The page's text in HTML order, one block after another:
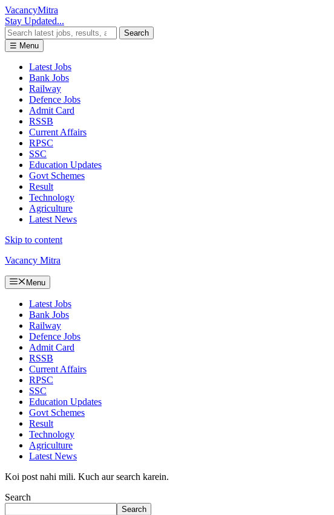
VacancyMitra
Stay Updated...
Search
☰ Menu
Latest Jobs
Bank Jobs
Railway
Defence Jobs
Admit Card
RSSB
Current Affairs
RPSC
SSC
Education Updates
Govt Schemes
Result
Technology
Agriculture
Latest News
Skip to content
Vacancy Mitra
Menu
Latest Jobs
Bank Jobs
Railway
Defence Jobs
Admit Card
RSSB
Current Affairs
RPSC
SSC
Education Updates
Govt Schemes
Result
Technology
Agriculture
Latest News
Koi post nahi mili. Kuch aur search karein.
Search
Search